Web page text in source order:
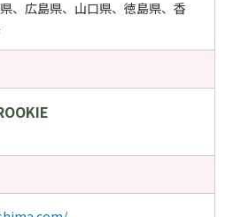
、広島県、山口県、徳島県、香